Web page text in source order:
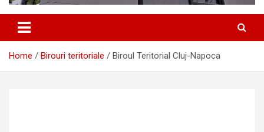
Home Birouri teritoriale Biroul Teritorial Cluj-Napoca